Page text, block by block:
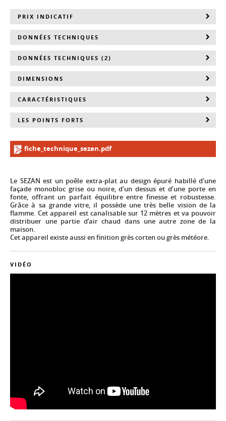
Le SEZAN est un poêle extra-plat au design épuré habillé d’une
façade monobloc grise ou noire, d’un dessus et d’une porte en
fonte, offrant un parfait équilibre entre finesse et robustesse.
Grâce à sa grande vitre, il possède une très belle vision de la
flamme. Cet appareil est canalisable sur 12 mètres et va pouvoir
distribuer une partie d’air chaud dans une autre zone de la
maison.
Cet appareil existe aussi en finition grès corten ou grès météore.
VIDÉO
PRIX INDICATIF
DONNÉES TECHNIQUES
DONNÉES TECHNIQUES (2)
DIMENSIONS
CARACTÉRISTIQUES
LES POINTS FORTS
fiche_technique_sezan.pdf